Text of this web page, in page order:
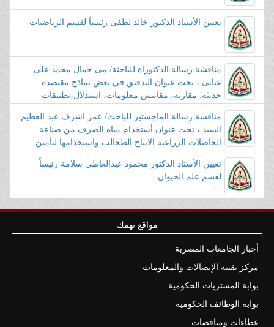
تعيين الأستاذ الدكتور خالد لطفى رئيساً لقسم الرياضيات
مناقشة رسالة الدكتوراة للباحثة/ مى جمال محمد على
عنانى ، تحت عنوان التدقيق في بعض نماذج مقتصده
حديثة: مقارنة، مقاييس معلومات، استدلال،تطبيقات
مناقشة رسالة الماجستير للباحث/ عمر اشرف عبد العظيم
السيد ، تحت عنوان أستخدام مياه الصرف من صناعة
الحاصلات الزراعية الانتاج الطحالب واستخدامها لتأمين
تعيين الأستاذ الدكتور محمود عبدالعاطي سلامة رئيساً
لقسم علم الحيوان
مواقع تهمك
أخبار الجامعات المصرية
مركز تقنية الإتصالات والمعلومات
بوابة المشتريات الحكومية
بوابة الوظائف الحكومية
عطاءات ومناقصات